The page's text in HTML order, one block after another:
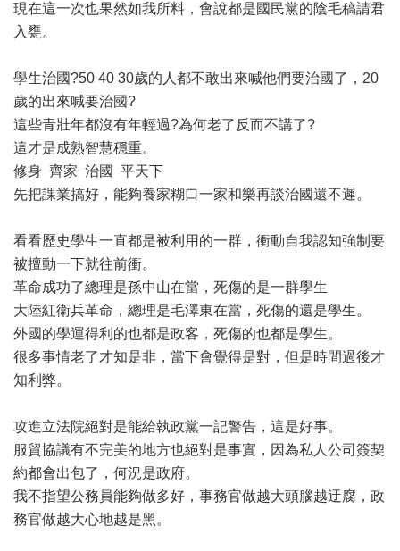
現在這一次也果然如我所料，會說都是國民黨的陰毛稿請君
入甕。
學生治國?50 40 30歲的人都不敢出來喊他們要治國了，20
歲的出來喊要治國?
這些青壯年都沒有年輕過?為何老了反而不講了?
這才是成熟智慧穩重。
修身 齊家 治國 平天下
先把課業搞好，能夠養家糊口一家和樂再談治國還不遲。
看看歷史學生一直都是被利用的一群，衝動自我認知強制要
被擅動一下就往前衝。
革命成功了總理是孫中山在當，死傷的是一群學生
大陸紅衛兵革命，總理是毛澤東在當，死傷的還是學生。
外國的學運得利的也都是政客，死傷的也都是學生。
很多事情老了才知是非，當下會覺得是對，但是時間過後才
知利弊。
攻進立法院絕對是能給執政黨一記警告，這是好事。
服貿協議有不完美的地方也絕對是事實，因為私人公司簽契
約都會出包了，何況是政府。
我不指望公務員能夠做多好，事務官做越大頭腦越迂腐，政
務官做越大心地越是黑。